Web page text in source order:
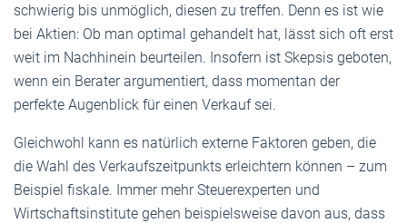
schwierig bis unmöglich, diesen zu treffen. Denn es ist wie
bei Aktien: Ob man optimal gehandelt hat, lässt sich oft erst
weit im Nachhinein beurteilen. Insofern ist Skepsis geboten,
wenn ein Berater argumentiert, dass momentan der
perfekte Augenblick für einen Verkauf sei.
Gleichwohl kann es natürlich externe Faktoren geben, die
die Wahl des Verkaufszeitpunkts erleichtern können – zum
Beispiel fiskale. Immer mehr Steuerexperten und
Wirtschaftsinstitute gehen beispielsweise davon aus, dass